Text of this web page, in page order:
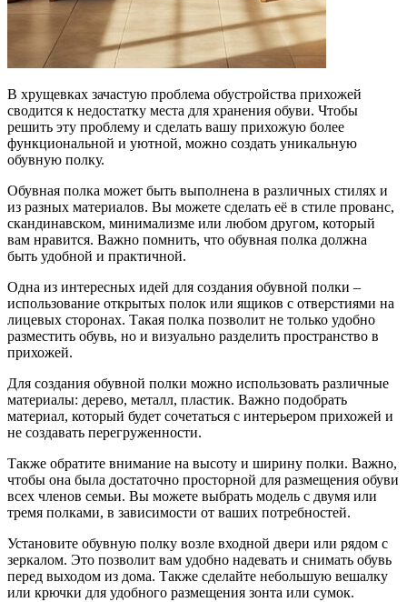
В хрущевках зачастую проблема обустройства прихожей
сводится к недостатку места для хранения обуви. Чтобы
решить эту проблему и сделать вашу прихожую более
функциональной и уютной, можно создать уникальную
обувную полку.
Обувная полка может быть выполнена в различных стилях и
из разных материалов. Вы можете сделать её в стиле прованс,
скандинавском, минимализме или любом другом, который
вам нравится. Важно помнить, что обувная полка должна
быть удобной и практичной.
Одна из интересных идей для создания обувной полки –
использование открытых полок или ящиков с отверстиями на
лицевых сторонах. Такая полка позволит не только удобно
разместить обувь, но и визуально разделить пространство в
прихожей.
Для создания обувной полки можно использовать различные
материалы: дерево, металл, пластик. Важно подобрать
материал, который будет сочетаться с интерьером прихожей и
не создавать перегруженности.
Также обратите внимание на высоту и ширину полки. Важно,
чтобы она была достаточно просторной для размещения обуви
всех членов семьи. Вы можете выбрать модель с двумя или
тремя полками, в зависимости от ваших потребностей.
Установите обувную полку возле входной двери или рядом с
зеркалом. Это позволит вам удобно надевать и снимать обувь
перед выходом из дома. Также сделайте небольшую вешалку
или крючки для удобного размещения зонта или сумок.